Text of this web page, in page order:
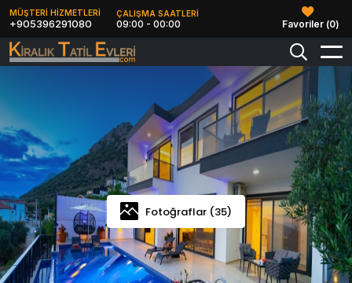
MÜŞTERİ HİZMETLERİ
+905396291080
ÇALIŞMA SAATLERİ
09:00 - 00:00 Favoriler (0)
Fotoğraflar (35)